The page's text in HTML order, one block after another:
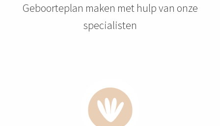
Geboorteplan maken met hulp van onze
specialisten